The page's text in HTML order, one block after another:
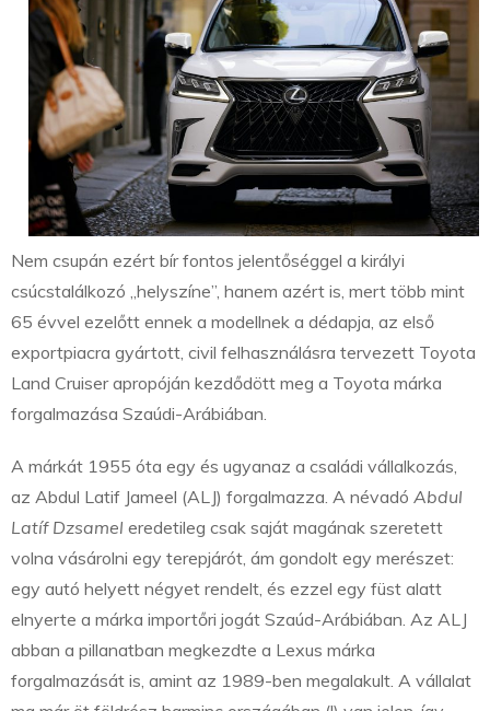
Nem csupán ezért bír fontos jelentőséggel a királyi
csúcstalálkozó „helyszíne”, hanem azért is, mert több mint
65 évvel ezelőtt ennek a modellnek a dédapja, az első
exportpiacra gyártott, civil felhasználásra tervezett Toyota
Land Cruiser apropóján kezdődött meg a Toyota márka
forgalmazása Szaúdi-Arábiában.
A márkát 1955 óta egy és ugyanaz a családi vállalkozás,
az Abdul Latif Jameel (ALJ) forgalmazza. A névadó Abdul
Latíf Dzsamel eredetileg csak saját magának szeretett
volna vásárolni egy terepjárót, ám gondolt egy merészet:
egy autó helyett négyet rendelt, és ezzel egy füst alatt
elnyerte a márka importőri jogát Szaúd-Arábiában. Az ALJ
abban a pillanatban megkezdte a Lexus márka
forgalmazását is, amint az 1989-ben megalakult. A vállalat